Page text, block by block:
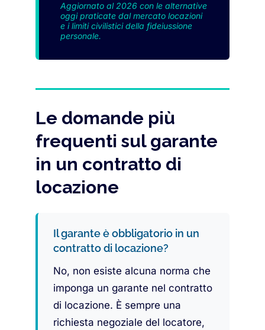
Aggiornato al 2026 con le alternative
oggi praticate dal mercato locazioni
e i limiti civilistici della fideiussione
personale.
Le domande più
frequenti sul garante
in un contratto di
locazione
Il garante è obbligatorio in un
contratto di locazione?
No, non esiste alcuna norma che
imponga un garante nel contratto
di locazione. È sempre una
richiesta negoziale del locatore,